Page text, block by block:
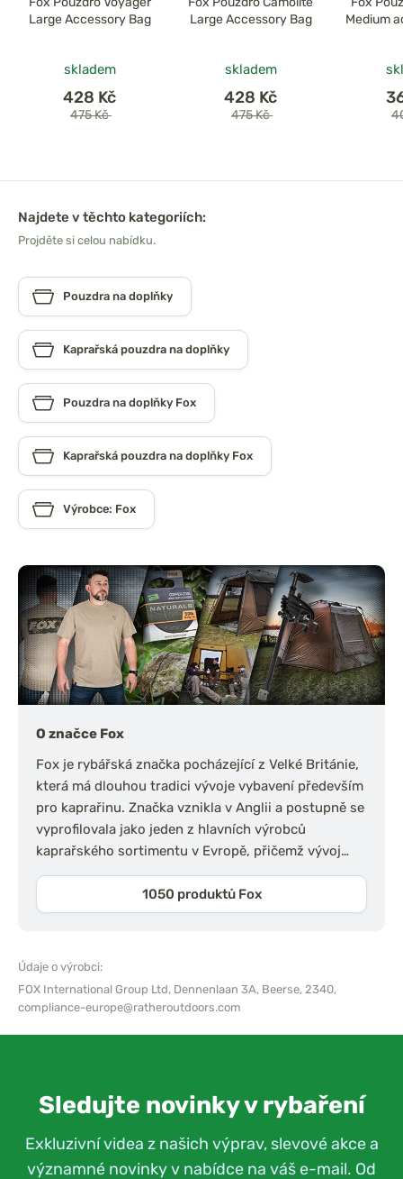
Large Accessory Bag
skladem
428 Kč
475 Kč
Large Accessory Bag
skladem
428 Kč
475 Kč
Medium
Najdete v těchto kategoriích:
Projděte si celou nabídku.
Pouzdra na doplňky
Kaprařská pouzdra na doplňky
Pouzdra na doplňky Fox
Kaprařská pouzdra na doplňky Fox
Výrobce: Fox
O značce Fox
Fox je rybářská značka pocházející z Velké Británie,
která má dlouhou tradici vývoje vybavení především
pro kaprařinu. Značka vznikla v Anglii a postupně se
vyprofilovala jako jeden z hlavních výrobců
kaprařského sortimentu v Evropě, přičemž vývoj…
1050 produktů Fox
Údaje o výrobci:
FOX International Group Ltd, Dennenlaan 3A, Beerse, 2340,
compliance-europe@ratheroutdoors.com
Sledujte novinky v rybaření
Exkluzivní videa z našich výprav, slevové akce a
významné novinky v nabídce na váš e-mail. Od